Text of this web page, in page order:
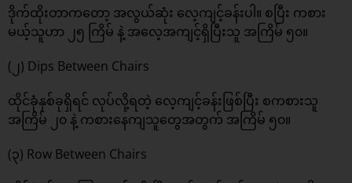
ဒိုက်ထိုးတာကတော့ အလွယ်ဆုံး လေ့ကျင့်ခန်းပါ။ စပြီး ကစား
မယ့်သူဟာ ၂၅ ကြိမ် နဲ့ အလေ့အကျင့်ရှိပြီးသူ အကြိမ် ၅၀။
(၂) Dips Between Chairs
ထိုင်ခုံနှစ်ခုရှိရင် လုပ်လို့ရတဲ့ လေ့ကျင့်ခန်းဖြစ်ပြီး စကစားသူ
အကြိမ် ၂၀ နဲ့ ကစားနေကျသူတွေအတွက် အကြိမ် ၅၀။
(၃) Row Between Chairs